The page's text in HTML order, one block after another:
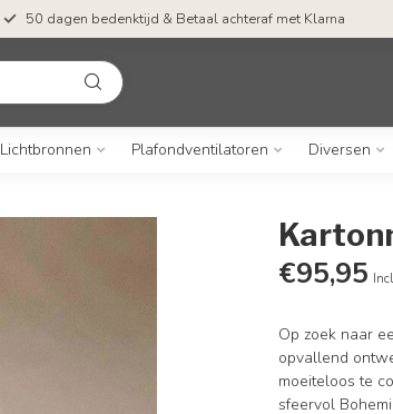
50 dagen bedenktijd & Betaal achteraf met Klarna
Lichtbronnen Plafondventilatoren Diversen
€95,95
Op zoek naar
opvallend
moeiteloos te
sfeervol